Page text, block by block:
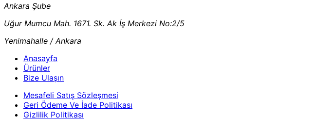
Ankara Şube
Uğur Mumcu Mah. 1671. Sk. Ak İş Merkezi No:2/5
Yenimahalle / Ankara
Anasayfa
Ürünler
Bize Ulaşın
Mesafeli Satış Sözleşmesi
Geri Ödeme Ve İade Politikası
Gizlilik Politikası